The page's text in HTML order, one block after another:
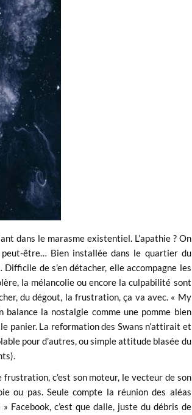
dans le marasme existentiel. L’apathie ? On
peut-être… Bien installée dans le quartier du
de s’en détacher, elle accompagne les
la mélancolie ou encore la culpabilité sont
du dégout, la frustration, ça va avec. « My
balance la nostalgie comme une pomme bien
panier. La reformation des Swans n’attirait et
pour d’autres, ou simple attitude blasée du
c’est son moteur, le vecteur de son
ou pas. Seule compte la réunion des aléas
Facebook, c’est que dalle, juste du débris de